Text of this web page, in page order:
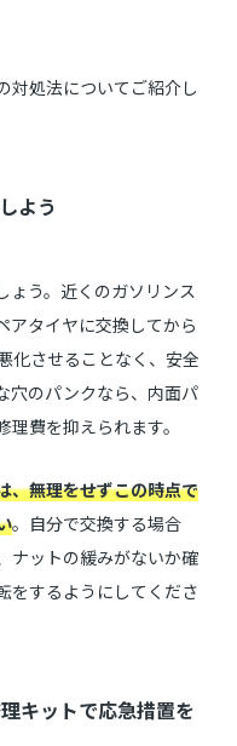
対処法についてご紹介し
よう
ょう。近くのガソリンス
アタイヤに交換してから
化させることなく、安全
穴のパンクなら、内面パ
費を抑えられます。
、無理をせずこの時点で
。自分で交換する場合
ナットの緩みがないか確
をするようにしてくださ
キットで応急措置を